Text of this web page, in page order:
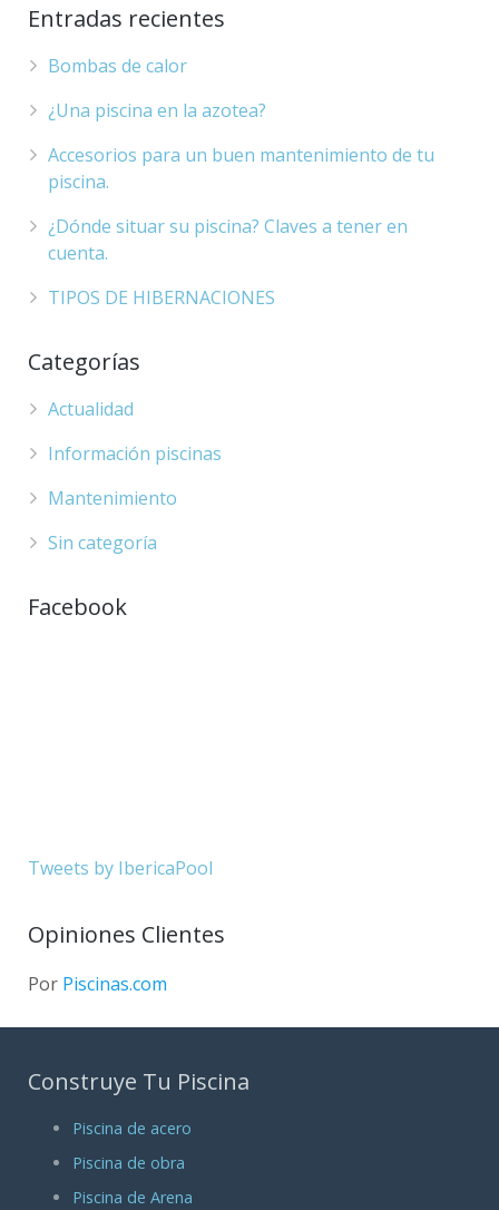
Entradas recientes
Bombas de calor
¿Una piscina en la azotea?
Accesorios para un buen mantenimiento de tu
piscina.
¿Dónde situar su piscina? Claves a tener en
cuenta.
TIPOS DE HIBERNACIONES
Categorías
Actualidad
Información piscinas
Mantenimiento
Sin categoría
Facebook
Tweets by IbericaPool
Opiniones Clientes
Por Piscinas.com
Construye Tu Piscina
Piscina de acero
Piscina de obra
Piscina de Arena